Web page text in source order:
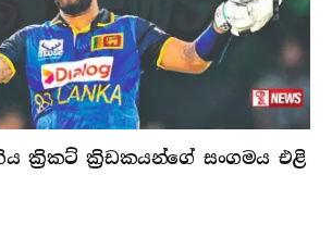
ක්‍රිකට් ක්‍රිඩකයන්ගේ සංගමය එළි